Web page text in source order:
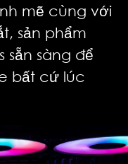
mẽ cùng với
sản phẩm
sẵn sàng để
bất cứ lúc